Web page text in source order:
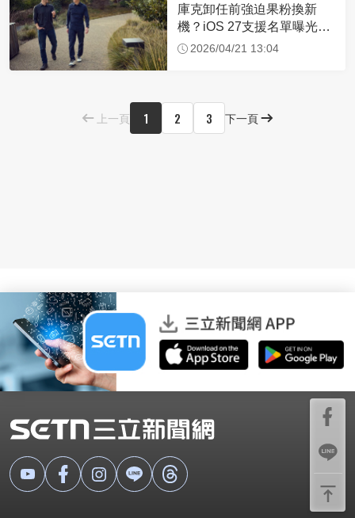
庫克卸任前強迫果粉換新
機？iOS 27支援名單曝光
這幾款iPhone恐遭淘汰
2026/04/21 13:04
上一頁 1 2 3 下一頁